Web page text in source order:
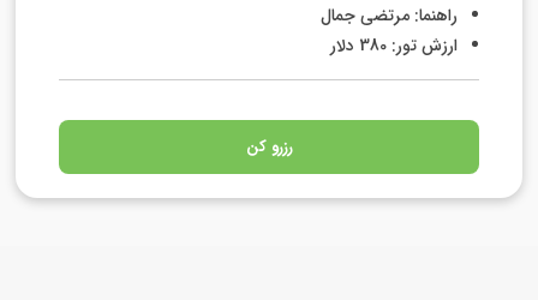
راهنما: مرتضی جمال
ارزش تور: 380 دلار
رزرو کن